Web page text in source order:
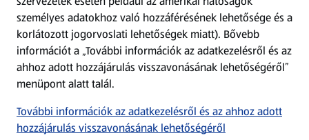
Szervizpont
(új oldalon nyílik meg)
Fedezz fel minket az interneten!
Töltsd le az ALDI Magyarország applikációt!
személyes adatokhoz való hozzáférésének lehetősége és a
korlátozott jogorvoslati lehetőségek miatt). Bővebb
információt a „További információk az adatkezelésről és az
ahhoz adott hozzájárulás visszavonásának lehetőségéről”
menüpont alatt talál.
További információk az adatkezelésről és az ahhoz adott
hozzájárulás visszavonásának lehetőségéről